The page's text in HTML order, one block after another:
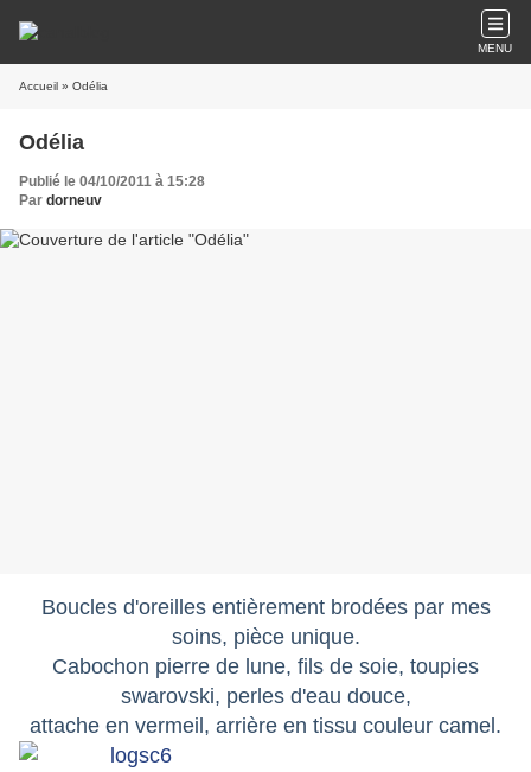
MENU
Accueil » Odélia
Odélia
Publié le 04/10/2011 à 15:28
Par dorneuv
Boucles d'oreilles entièrement brodées par mes
soins, pièce unique.
Cabochon pierre de lune, fils de soie, toupies
swarovski, perles d'eau douce,
attache en vermeil, arrière en tissu couleur camel.